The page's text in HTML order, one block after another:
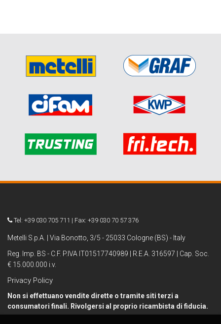
Tel: +39 030 705 711 | Fax: +39 030 70 57 376
Metelli S.p.A. | Via Bonotto, 3/5 - 25033 Cologne (BS) - Italy
Reg. Imp. BS - C.F. P.IVA IT01517740989 | R.E.A. 316597 | Cap. Soc.
€ 15.000.000 i.v.
Privacy Policy
Non si effettuano vendite dirette o tramite siti terzi a
consumatori finali. Rivolgersi al proprio ricambista di fiducia.